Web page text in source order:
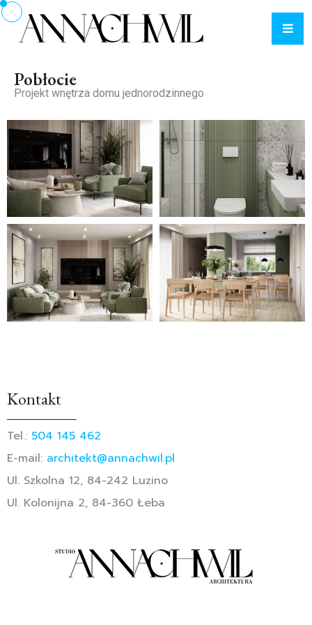
Pobłocie
Projekt wnętrza domu jednorodzinnego
Kontakt
Tel.: 504 145 462
E-mail: architekt@annachwil.pl
Ul. Szkolna 12, 84-242 Luzino
Ul. Kolonijna 2, 84-360 Łeba